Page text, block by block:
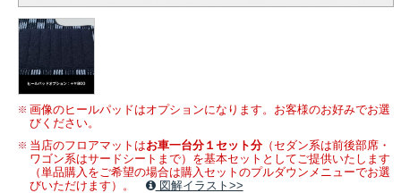
画像のヒールパッドはオプションになります。お客様のお好みでお選
びください。
当店のフロアマットはお車一台分１セット分（セダン系は前後部席・
ワゴン系はサードシートまで）を基本セットとしてご提供いたします
（単品購入をご希望の場合は購入セットのプルダウンメニューでお選
びいただけます）。
図解イラスト>>